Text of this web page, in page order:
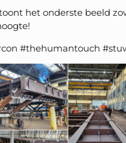
het onderste beeld
#thehumantouch